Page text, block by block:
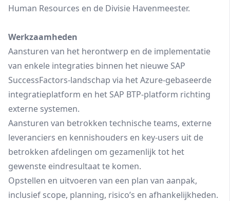
Human Resources en de Divisie Havenmeester.
Werkzaamheden
Aansturen van het herontwerp en de implementatie
van enkele integraties binnen het nieuwe SAP
SuccessFactors‑landschap via het Azure‑gebaseerde
integratieplatform en het SAP BTP‑platform richting
externe systemen.
Aansturen van betrokken technische teams, externe
leveranciers en kennishouders en key‑users uit de
betrokken afdelingen om gezamenlijk tot het
gewenste eindresultaat te komen.
Opstellen en uitvoeren van een plan van aanpak,
inclusief scope, planning, risico’s en afhankelijkheden.